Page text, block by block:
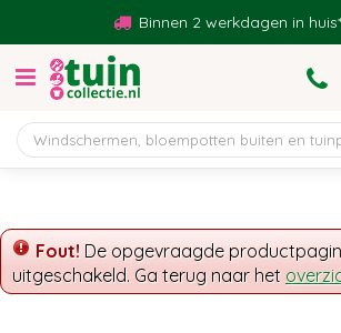
t
n
Binnen 2 werkdagen in huis*
Fout! De opgevraagde
uitgeschakeld. Ga terug naar het